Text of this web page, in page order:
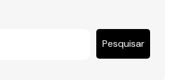
Pesquisar